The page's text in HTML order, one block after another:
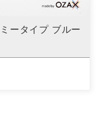
ータイプ ブルー